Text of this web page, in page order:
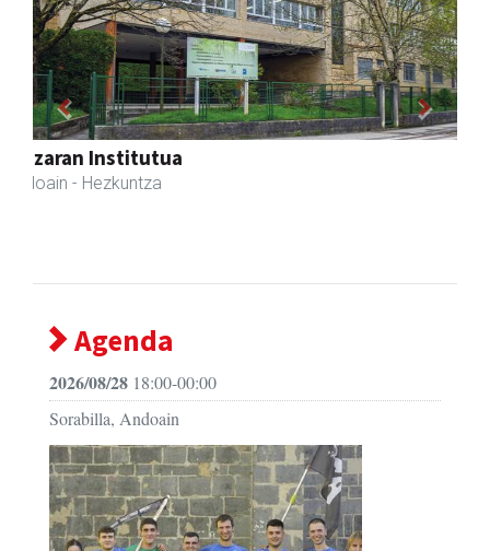
Ondarreta taberna
Andoain - Tabernak
Previous Next
Agenda
2026/08/28 18:00-00:00
Sorabilla, Andoain